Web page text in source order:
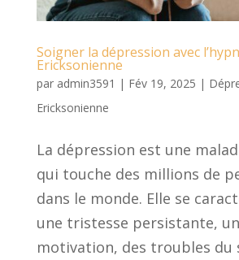
Soigner la dépression avec
Ericksonienne
par admin3591 | Fév 19, 2025 |
Ericksonienne
La dépression est une
qui touche des millions de
dans le monde. Elle se
une tristesse persistante,
motivation, des troubles du